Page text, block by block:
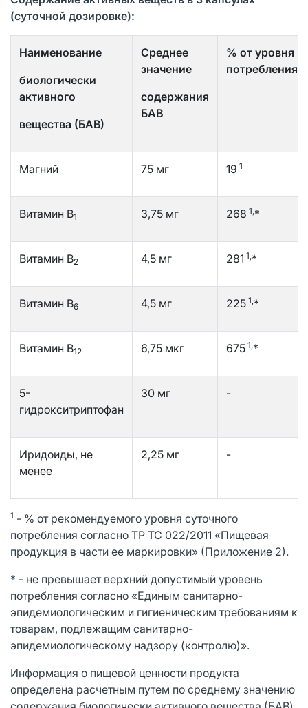
(суточной дозировке):
Наименование
биологически
активного
вещества (БАВ)
Среднее
значение
содержания
БАВ
% от уровня
потребления
Магний 75 мг 19 1
Витамин В1 3,75 мг 268 1, *
Витамин В2 4,5 мг 281 1, *
Витамин В6 4,5 мг 225 1, *
Витамин В12 6,75 мкг 675 1, *
5-
гидрокситриптофан
30 мг -
Иридоиды, не
менее
2,25 мг -
1 - % от рекомендуемого уровня суточного
потребления согласно ТР ТС 022/2011 «Пищевая
продукция в части ее маркировки» (Приложение 2).
* - не превышает верхний допустимый уровень
потребления согласно «Единым санитарно-
эпидемиологическим и гигиеническим требованиям к
товарам, подлежащим санитарно-
эпидемиологическому надзору (контролю)».
Информация о пищевой ценности продукта
определена расчетным путем по среднему значению